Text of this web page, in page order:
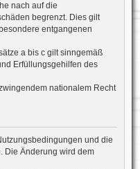
nach auf die
begrenzt. Dies gilt
entgangenen
a bis c gilt sinngemäß
Erfüllungsgehilfen des
nationalem Recht
und die
Die Änderung wird dem